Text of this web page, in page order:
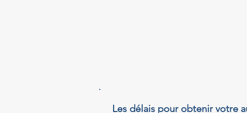
Les délais pour obtenir votre